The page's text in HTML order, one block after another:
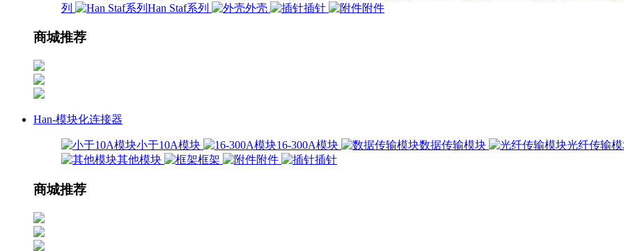
列
Han Staf系列 外壳 插针 附件
商城推荐
Han-模块化连接器
小于10A模块 16-300A模块 数据传输模块 光纤传输
其他模块
框架 附件 插针
商城推荐